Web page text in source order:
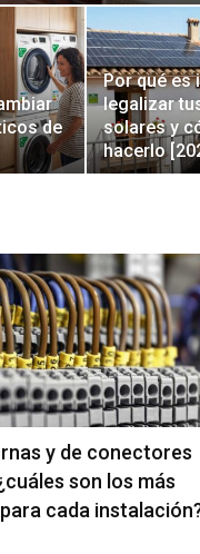
de
Por qué es
legalizar
solares y
hacerlo
y de conectores
son los más
cada